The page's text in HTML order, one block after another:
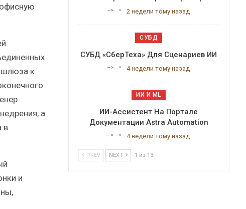
шлюза к
а
в
и
--> 2 недели тому назад
СУБД
СУБД «СберТеха» Для Сценариев ИИ
--> 4 недели тому назад
ИИ И ML
ИИ-Ассистент На Портале
Документации Astra Automation
--> 4 недели тому назад
PREV NEXT 1 из 13